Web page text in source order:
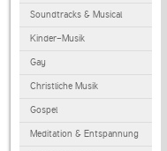
Soundtracks & Musical
Kinder-Musik
Gay
Christliche Musik
Gospel
Meditation & Entspannung